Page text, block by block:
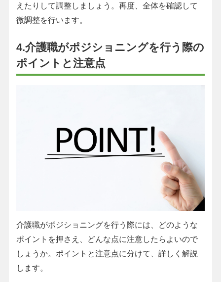
えたりして調整しましょう。再度、全体を確認して
微調整を行います。
4.介護職がポジショニングを行う際の
ポイントと注意点
介護職がポジショニングを行う際には、どのような
ポイントを押さえ、どんな点に注意したらよいので
しょうか。ポイントと注意点に分けて、詳しく解説
します。